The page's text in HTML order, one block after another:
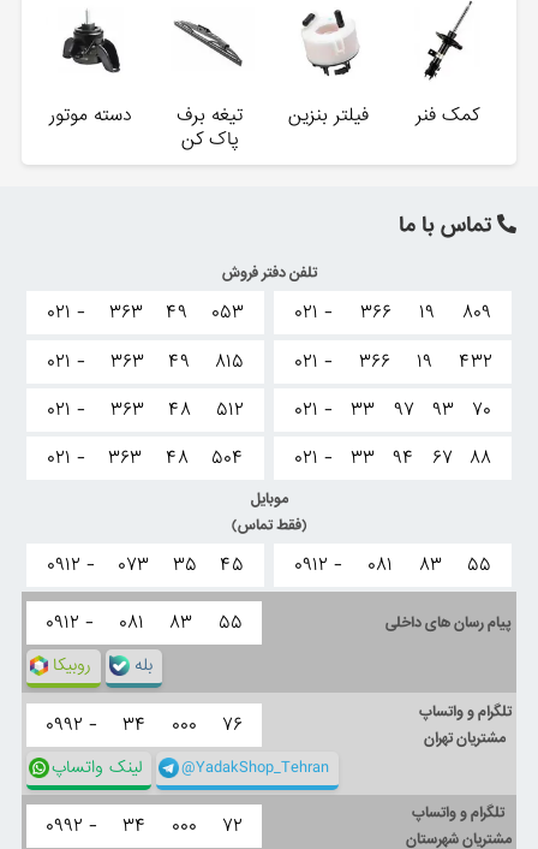
کمک فنر فیلتر بنزین
تیغه برف
پاک کن
دسته موتور
تماس با ما
تلفن دفتر فروش
۰۲۱ - ۳۶۶ ۱۹
۸۰۹
۰۲۱ -
۳۶۶ ۱۹
۴۳۲
۰۲۱ -
۳۳ ۹۷ ۹۳
۷۰
۰۲۱ -
۳۳ ۹۴ ۶۷ ۸۸
۰۲۱ - ۳۶۳ ۴۹
۰۵۳
۰۲۱ -
۳۶۳ ۴۹
۸۱۵
۰۲۱ -
۳۶۳ ۴۸
۵۱۲
۰۲۱ -
۳۶۳ ۴۸ ۵۰۴
موبایل
(فقط تماس)
۰۹۱۲ - ۰۸۱ ۸۳ ۵۵ ۰۹۱۲ - ۰۷۳ ۳۵ ۴۵
پیام رسان های داخلی ۰۹۱۲ - ۰۸۱ ۸۳ ۵۵
روبیکا بله
تلگرام و واتساپ
مشتریان تهران
۰۹۹۲ - ۳۴ ۰۰۰ ۷۶
لینک واتساپ @YadakShop_Tehran
تلگرام و واتساپ
مشتریان شهرستان
۰۹۹۲ - ۳۴ ۰۰۰ ۷۲